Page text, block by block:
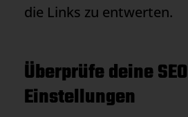
die Links zu entwerten.
Überprüfe deine SEO
Einstellungen